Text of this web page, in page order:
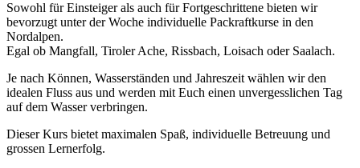
Sowohl für Einsteiger als auch für Fortgeschrittene bieten wir
bevorzugt unter der Woche individuelle Packraftkurse in den
Nordalpen.
Egal ob Mangfall, Tiroler Ache, Rissbach, Loisach oder Saalach.
Je nach Können, Wasserständen und Jahreszeit wählen wir den
idealen Fluss aus und werden mit Euch einen unvergesslichen Tag
auf dem Wasser verbringen.
Dieser Kurs bietet maximalen Spaß, individuelle Betreuung und
grossen Lernerfolg.